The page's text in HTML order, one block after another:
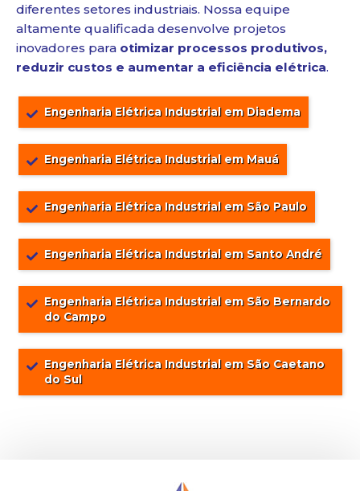
diferentes setores industriais. Nossa equipe
altamente qualificada desenvolve projetos
inovadores para otimizar processos produtivos,
reduzir custos e aumentar a eficiência elétrica.
Engenharia Elétrica Industrial em Diadema
Engenharia Elétrica Industrial em Mauá
Engenharia Elétrica Industrial em São Paulo
Engenharia Elétrica Industrial em Santo André
Engenharia Elétrica Industrial em São Bernardo
do Campo
Engenharia Elétrica Industrial em São Caetano
do Sul